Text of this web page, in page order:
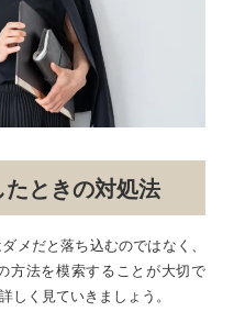
ときの対処法
メだと落ち込むのではなく、
方法を模索することが大切で
しく見ていきましょう。